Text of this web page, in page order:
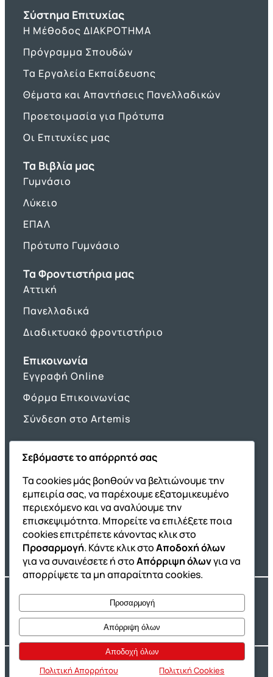
Σύστημα Επιτυχίας
Η Μέθοδος ΔΙΑΚΡΟΤΗΜΑ
Πρόγραμμα Σπουδών
Τα Εργαλεία Εκπαίδευσης
Θέματα και Απαντήσεις Πανελλαδικών
Προετοιμασία για Πρότυπα
Οι Επιτυχίες μας
Τα Βιβλία μας
Γυμνάσιο
Λύκειο
ΕΠΑΛ
Πρότυπο Γυμνάσιο
Τα Φροντιστήρια μας
Αττική
Πανελλαδικά
Διαδικτυακό φροντιστήριο
Επικοινωνία
Εγγραφή Online
Φόρμα Επικοινωνίας
Σύνδεση στο Artemis
Όμιλος ΔΙΑΚΡΟΤΗΜΑ
ΔΙΑΚΡΟΤΗΜΑ@Home
Σχολική Μελέτη After School
Εκδόσεις Καλαϊτζίδη
Franchise ΔΙΑΚΡΟΤΗΜΑ
Copyright® 2004 –2026Εκπαιδευτικός Όμιλος ΔΙΑΚΡΟΤΗΜΑ®. Αρ.
Γ.Ε.Μ.Η.: 54967109000.
Oceancube – Hosted by
Ιδιωτικότητα Πολιτική Cookies
Σεβόμαστε το απόρρητό σας
Τα cookies μάς βοηθούν να βελτιώνουμε την
εμπειρία σας, να παρέχουμε εξατομικευμένο
περιεχόμενο και να αναλύουμε την
επισκεψιμότητα. Μπορείτε να επιλέξετε ποια
cookies επιτρέπετε κάνοντας κλικ στο
Προσαρμογή. Κάντε κλικ στοΑποδοχή όλων
για να συναινέσετε ή στοΑπόρριψη όλωνγια να
απορρίψετε τα μη απαραίτητα cookies.
Προσαρμογή
Απόρριψη όλων
Αποδοχή όλων
Πολιτική Απορρήτου Πολιτική Cookies